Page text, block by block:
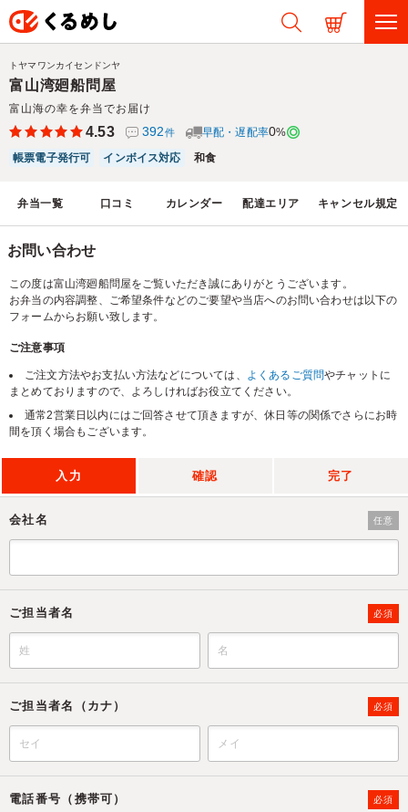
富山湾廻船問屋
富山海の幸を弁当でお届け
トヤマワンカイセンドンヤ
4.53 392件 早配・遅配率0%
帳票電子発行可
インボイス対応 和食
弁当一覧 口コミ カレンダー 配達エリア キャンセル規定
お問い合わせ
この度は富山湾廻船問屋をご覧いただき誠にありがとうございます。
お弁当の内容調整、ご希望条件などのご要望や当店へのお問い合わせは以下の
フォームからお願い致します。
ご注意事項
ご注文方法やお支払い方法などについては、 よくあるご質問やチャットに
まとめておりますので、よろしければお役立てください。
通常2営業日以内にはご回答させて頂きますが、休日等の関係でさらにお時
間を頂く場合もございます。
入力 確認 完了
会社名 任意
ご担当者名 必須
ご担当者名（カナ） 必須
電話番号（携帯可） 必須